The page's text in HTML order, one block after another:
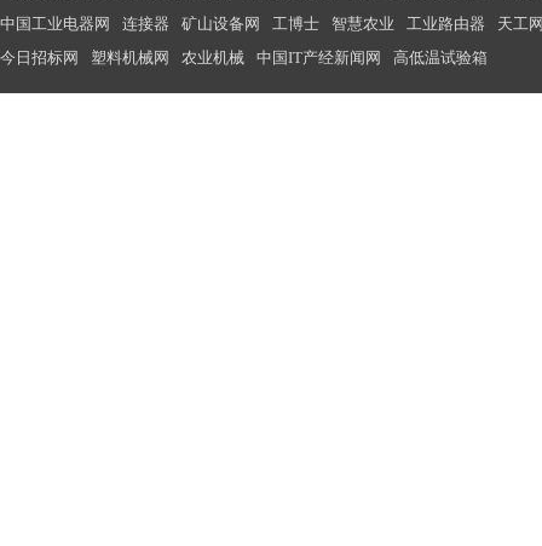
中国工业电器网
连接器 矿山设备网 工博士 智慧农业 工业路由器
天工
今日招标网
塑料机械网 农业机械 中国IT产经新闻网 高低温试验箱